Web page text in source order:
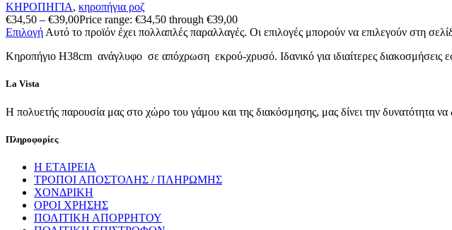
ΚΗΡΟΠΗΓΙΑ, κηροπήγια ροζ
€34,50 – €39,00Price range: €34,50 through €39,00
Επιλογή Αυτό το προϊόν έχει πολλαπλές παραλλαγές. Οι επιλογές μπορούν να επιλεγούν στη
Κηροπήγιο Η38cm ανάγλυφo σε απόχρωση εκρού-χρυσό. Ιδανικό για ιδιαίτερες διακοσμήσεις
La Vista
Η πολυετής παρουσία μας στο χώρο του γάμου και της διακόσμησης, μας δίνει την δυνατότητα
Πληροφορίες
Η ΕΤΑΙΡΕΙΑ
ΤΡΟΠΟΙ ΑΠΟΣΤΟΛΗΣ / ΠΛΗΡΩΜΗΣ
ΧΟΝΔΡΙΚΗ
ΟΡΟΙ ΧΡΗΣΗΣ
ΠΟΛΙΤΙΚΗ ΑΠΟΡΡΗΤΟΥ